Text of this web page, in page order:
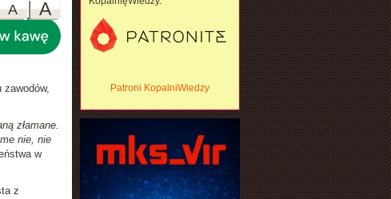
A
A
zawodów,
złamane.
nie, nie
w
z
Patroni KopalniWiedzy